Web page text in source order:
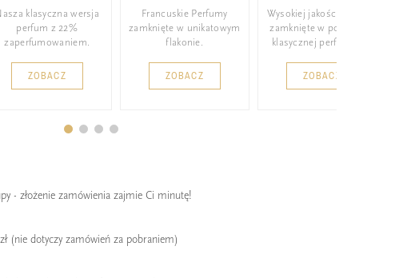
klasyczna wersja
perfum z 22%
zaperfumowaniem.
ZOBACZ
Francuskie Perfumy
zamknięte w unikatowym
flakonie.
ZOBACZ
Wysokiej jakości perfumy
zamknięte w poręcznej,
klasycznej perfumetce.
ZOBACZ
- złożenie zamówienia zajmie Ci minutę!
(nie dotyczy zamówień za pobraniem)